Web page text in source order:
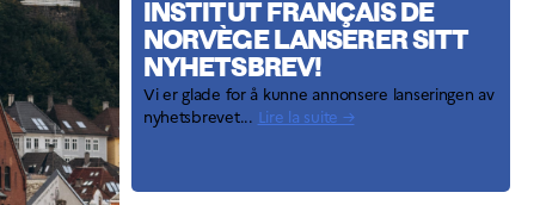
INSTITUT FRANÇAIS DE
NORVÈGE LANSERER SITT
NYHETSBREV!
Vi er glade for å kunne annonsere lanseringen av
nyhetsbrevet... Lire la suite →